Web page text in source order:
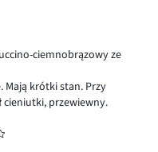
ciemnobrązowy ze
Mają krótki stan. Przy
cieniutki, przewiewny.